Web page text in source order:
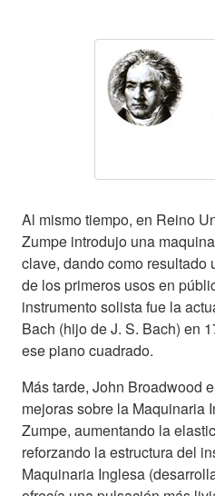
Al mismo tiempo, en Reino
Zumpe introdujo una
clave, dando como resultado
de los primeros usos en
instrumento solista fue la
Bach (hijo de J. S. Bach) en
ese piano cuadrado.
Más tarde, John Broadwood
mejoras sobre la Maquinaria
Zumpe, aumentando la
reforzando la estructura del
Maquinaria Inglesa